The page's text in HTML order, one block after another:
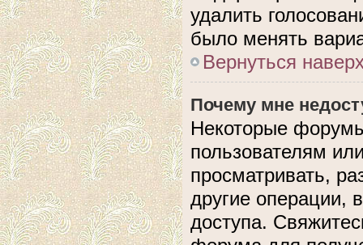
удалить
было менять
Вернуться
Почему мне
Некоторые
пользователям
просматривать,
другие операции,
доступа.